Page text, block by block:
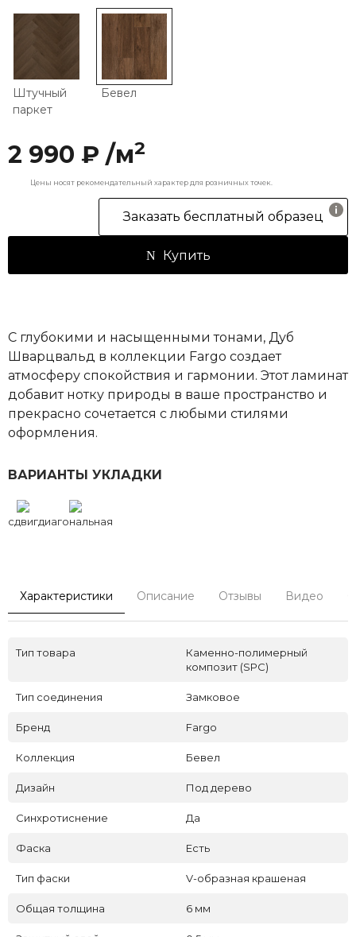
Штучный
паркет
Бевел
2 990 ₽ /м2
Цены носят рекомендательный характер для розничных точек.
Заказать бесплатный образец
Купить
С глубокими и насыщенными тонами, Дуб
Шварцвальд в коллекции Fargo создает
атмосферу спокойствия и гармонии. Этот ламинат
добавит нотку природы в ваше пространство и
прекрасно сочетается с любыми стилями
оформления.
ВАРИАНТЫ УКЛАДКИ
сдвигдиагональная
Характеристики Описание Отзывы Видео
Тип товара
Каменно-полимерный
композит (SPC)
Тип соединения Замковое
Бренд Fargo
Коллекция Бевел
Дизайн Под дерево
Синхротиснение Да
Фаска Есть
Тип фаски V-образная крашеная
Общая толщина 6 мм